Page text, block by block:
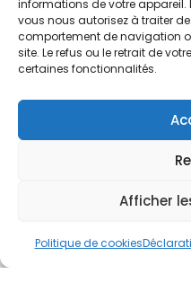
informations de votre
vous nous autorisez à traiter
comportement de navigation
site. Le refus ou le retrait de
certaines fonctionnalités.
Afficher
Politique de cookies
Politique de
CGV